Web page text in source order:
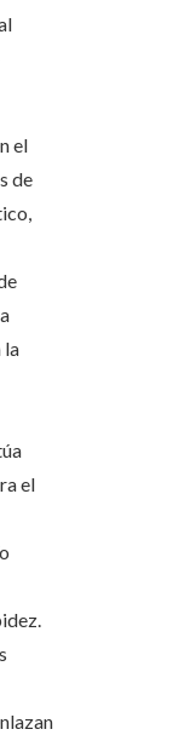
el
de
la
el